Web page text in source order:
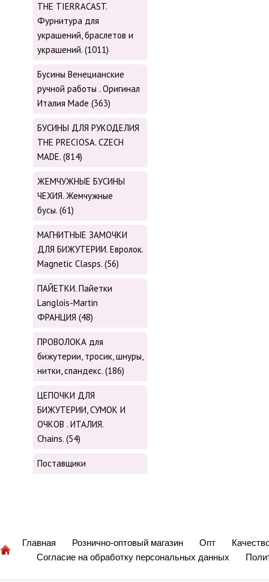
THE TIERRACAST.
Фурнитура для
украшений, браслетов и
украшений. (1011)
Бусины Венецианские
ручной работы . Оригинал
Италия Made (363)
БУСИНЫ ДЛЯ РУКОДЕЛИЯ
THE PRECIOSA. CZECH
MADE. (814)
ЖЕМЧУЖНЫЕ БУСИНЫ
ЧЕХИЯ. Жемчужные
бусы. (61)
МАГНИТНЫЕ ЗАМОЧКИ
ДЛЯ БИЖУТЕРИИ. Евролок.
Magnetic Сlasps. (56)
ПАЙЕТКИ. Пайетки
Langlois-Martin
ФРАНЦИЯ (48)
ПРОВОЛОКА для
бижутерии, тросик, шнуры,
нитки, cпандекс. (186)
ЦЕПОЧКИ ДЛЯ
БИЖУТЕРИИ, СУМОК И
ОЧКОВ . ИТАЛИЯ.
Chains. (54)
Поставщики
Главная Рознично-оптовый магазин Опт
Согласие на обработку персональных данных